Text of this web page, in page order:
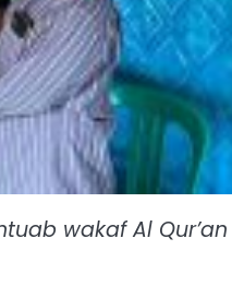
wakaf Al